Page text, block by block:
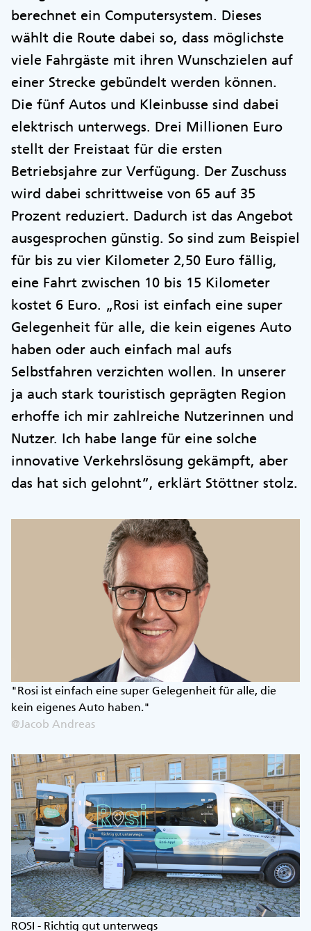
berechnet ein Computersystem. Dieses
wählt die Route dabei so, dass möglichste
viele Fahrgäste mit ihren Wunschzielen auf
einer Strecke gebündelt werden können.
Die fünf Autos und Kleinbusse sind dabei
elektrisch unterwegs. Drei Millionen Euro
stellt der Freistaat für die ersten
Betriebsjahre zur Verfügung. Der Zuschuss
wird dabei schrittweise von 65 auf 35
Prozent reduziert. Dadurch ist das Angebot
ausgesprochen günstig. So sind zum Beispiel
für bis zu vier Kilometer 2,50 Euro fällig,
eine Fahrt zwischen 10 bis 15 Kilometer
kostet 6 Euro. „Rosi ist einfach eine super
Gelegenheit für alle, die kein eigenes Auto
haben oder auch einfach mal aufs
Selbstfahren verzichten wollen. In unserer
ja auch stark touristisch geprägten Region
erhoffe ich mir zahlreiche Nutzerinnen und
Nutzer. Ich habe lange für eine solche
innovative Verkehrslösung gekämpft, aber
das hat sich gelohnt“, erklärt Stöttner stolz.
"Rosi ist einfach eine super Gelegenheit für alle, die
kein eigenes Auto haben."
@Jacob Andreas
ROSI - Richtig gut unterwegs